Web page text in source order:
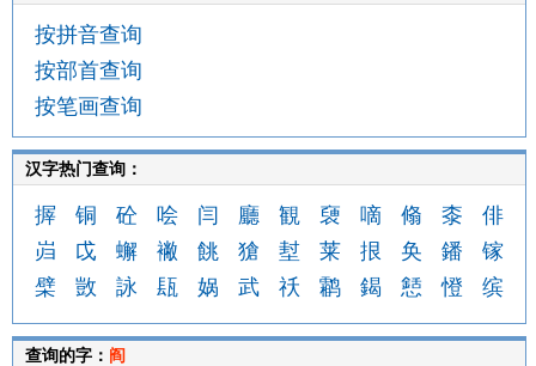
按拼音查询
按部首查询
按笔画查询
汉字热门查询：
搱 铜 砼 哙 闫 廳 観 褏 嘀 翛 桼
俳
岿
戉 蠏 襒 餆 獊 堼 莱 拫 奂 鐇
镓
檗
敳 詠 瓺 娲 武 祅 鹴 鍻 懖 憕 缤
查询的字： 阎